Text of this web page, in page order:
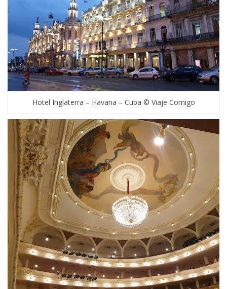
Hotel Inglaterra – Havana – Cuba © Viaje Comigo